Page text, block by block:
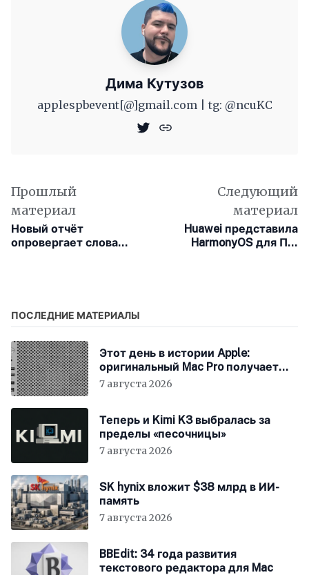
Дима Кутузов
applespbevent[@]gmail.com | tg: @ncuKC
Прошлый
материал
Новый отчёт
опровергает слова
Следующий
материал
Huawei представила
HarmonyOS для ПК:
ПОСЛЕДНИЕ МАТЕРИАЛЫ
Этот день в истории Apple:
оригинальный Mac Pro получает
мощный процессор Intel
7 августа 2026
Теперь и Kimi K3 выбралась за
пределы «песочницы»
7 августа 2026
SK hynix вложит $38 млрд в ИИ-
память
7 августа 2026
BBEdit: 34 года развития
текстового редактора для Mac